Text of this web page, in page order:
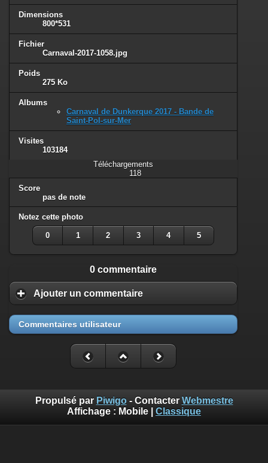
Dimensions
800*531
Fichier
Carnaval-2017-1058.jpg
Poids
275 Ko
Albums
Carnaval de Dunkerque 2017 - Bande de
Saint-Pol-sur-Mer
Visites
103184
Téléchargements
118
Score
pas de note
Notez cette photo
0 1 2 3 4 5
0 commentaire
Ajouter un commentaire
Commentaires utilisateur
Propulsé par Piwigo- Contacter Webmestre
Affichage : Mobile
Classique